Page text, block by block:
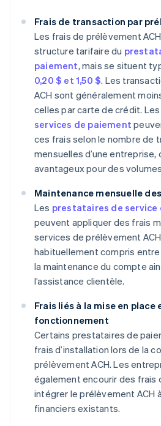
Frais de transaction par
Les frais de prélèvement
structure tarifaire du
paiement, mais se situent
0,20 $ et 1,50 $. Les
ACH sont généralement
celles par carte de crédit. Les
services de paiement
ces frais selon le nombre de
mensuelles d’une
avantageux pour des
Maintenance mensuelle
Les prestataires de service
peuvent appliquer des frais
services de prélèvement
habituellement compris
la maintenance du compte
l’assistance clientèle.
Frais liés à la mise en place
fonctionnement
Certains prestataires de
frais d’installation lors de la
prélèvement ACH. Les
également encourir des frais
intégrer le prélèvement ACH
financiers existants.